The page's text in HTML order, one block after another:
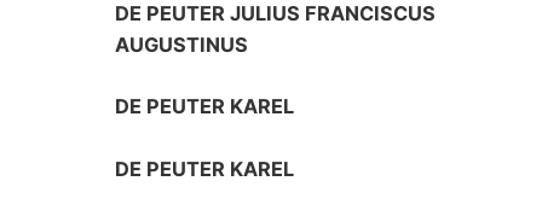
DE PEUTER JULIUS FRANCISCUS
AUGUSTINUS
DE PEUTER KAREL
DE PEUTER KAREL